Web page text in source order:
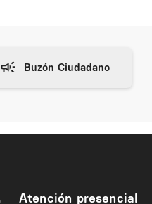
Atención presencial